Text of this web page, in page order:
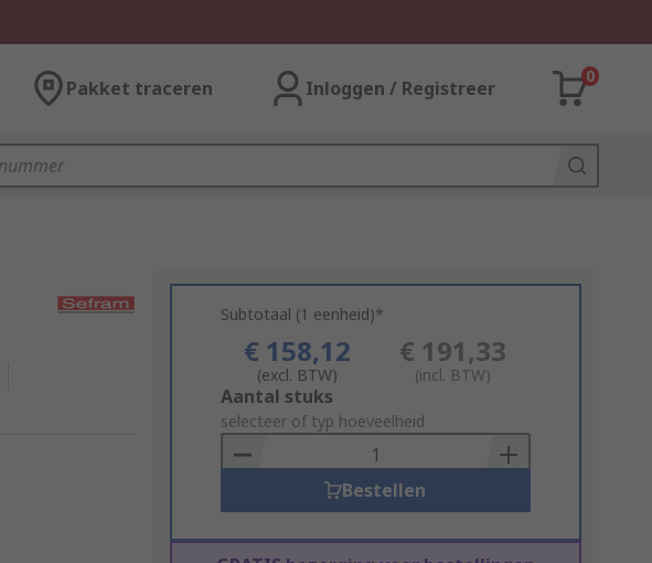
Pakket traceren Inloggen / Registreer
0
Subtotaal (1 eenheid)*
€ 158,12
(excl. BTW)
€ 191,33
(incl. BTW)
Add
to
Basket
Aantal stuks
selecteer of typ hoeveelheid
Bestellen